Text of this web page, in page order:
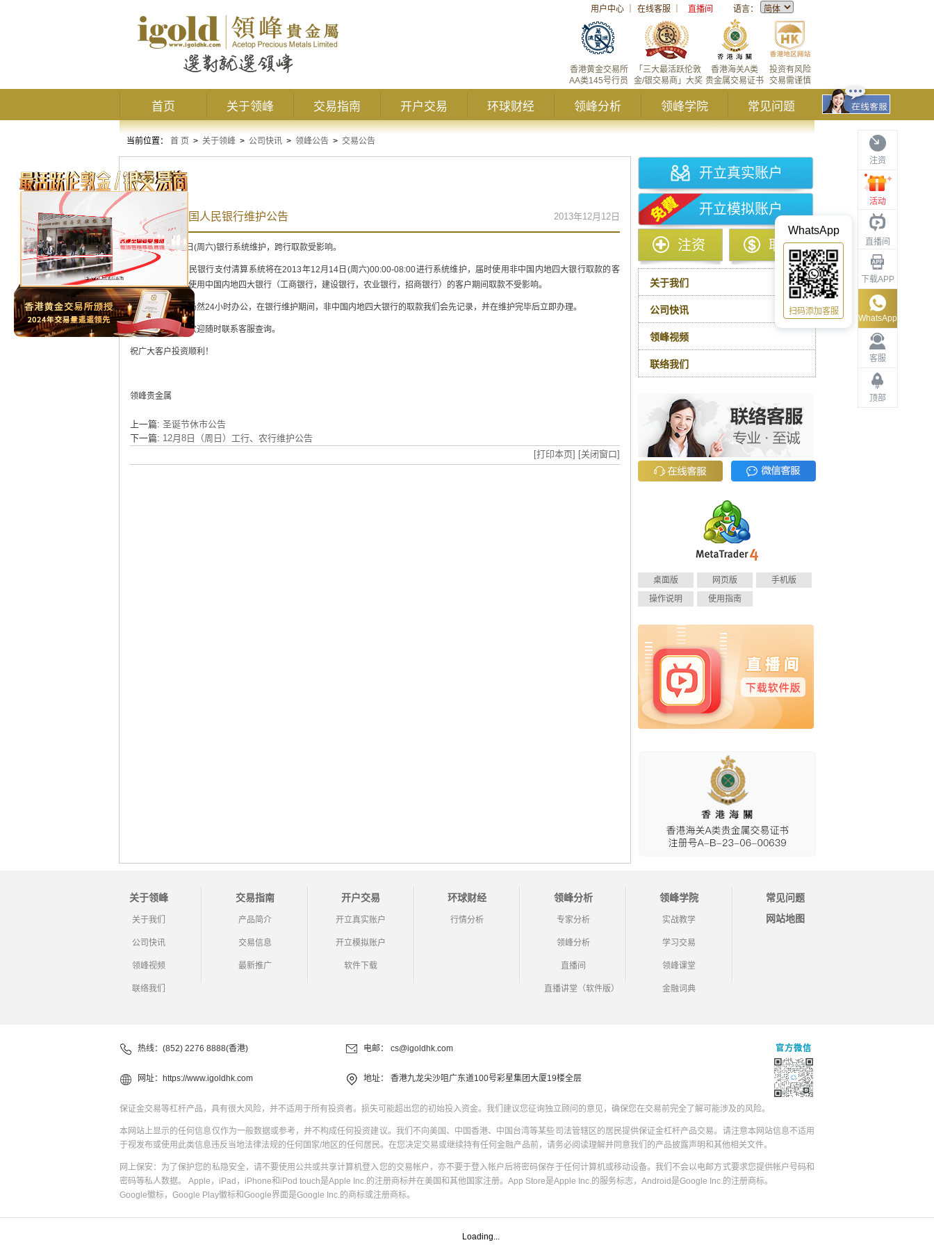
用户中心 在线客服 直播间 语言：
投资有风险
交易需谨慎
香港海关A类
贵金属交易证书
「三大最活跃伦敦
金/银交易商」大奖
香港黄金交易所
AA类145号行员
首页 关于领峰 交易指南 开户交易 环球财经 领峰分析 领峰学院 常见问题
注资
活动
直播间
下载APP
客服
顶部
WhatsApp
WhatsApp
扫码添加客服
当前位置： 首 页 > 关于领峰 > 公司快讯 > 领峰公告 > 交易公告
交易公告
12月14日中国人民​银行维护公告 2013年12月12日
2013年12月14日(周六)银行系统维护，跨行取款受影响。
兹了解到中国人民银行支付清算系统将在2013年12月14日(周六)00:00-08:00进行系统维护，届时使用非中国内地四大银行取款的客
户将受到影响。使用中国内地四大银行（工商银行，建设银行，农业银行，招商银行）的客户期间取款不受影响。
客服及财务部门仍然24小时办公，在银行维护期间，非中国内地四大银行的取款我们会先记录，并在维护完毕后立即办理。
如有任何疑问，欢迎随时联系客服查询。
祝广大客户投资顺利！
领峰贵金属
上一篇: 圣诞节休市公告
下一篇: 12月8日（周日）工行、农行维护公告
[打印本页] [关闭窗口]
开立真实账户
开立模拟账户
注资 取款
关于我们
公司快讯
领峰视频
联络我们
桌面版 网页版
手机版
操作说明
使用指南
关于领峰
关于我们
公司快讯
领峰视频
联络我们
交易指南
产品简介
交易信息
最新推广
开户交易
开立真实账户
开立模拟账户
软件下载
环球财经
行情分析
领峰分析
专家分析
领峰分析
直播间
直播讲堂（软件版）
领峰学院
实战教学
学习交易
领峰课堂
金融词典
常见问题
网站地图
热线：(852) 2276 8888(香港) 电邮： cs@igoldhk.com
网址： https://www.igoldhk.com 地址： 香港九龙尖沙咀广东道100号彩星集团大厦19楼全层
官方微信
保证金交易等杠杆产品，具有很大风险，并不适用于所有投资者。损失可能超出您的初始投入资金。我们建议您征询独立顾问的意见，确保您在交易前完全了解可能涉及的风险。
本网站上显示的任何信息仅作为一般数据或参考，并不构成任何投资建议。我们不向美国、中国香港、中国台湾等某些司法管辖区的居民提供保证金杠杆产品交易。请注意本网站信息不适用
于视发布或使用此类信息违反当地法律法规的任何国家/地区的任何居民。在您决定交易或继续持有任何金融产品前，请务必阅读理解并同意我们的产品披露声明和其他相关文件。
网上保安：为了保护您的私隐安全，请不要使用公共或共享计算机登入您的交易帐户，亦不要于登入帐户后将密码保存于任何计算机或移动设备。我们不会以电邮方式要求您提供帐户号码和
密码等私人数据。 Apple，iPad，iPhone和iPod touch是Apple Inc.的注册商标并在美国和其他国家注册。App Store是Apple Inc.的服务标志，Android是Google Inc.的注册商标。
Google徽标，Google Play徽标和Google界面是Google Inc.的商标或注册商标。
Loading...